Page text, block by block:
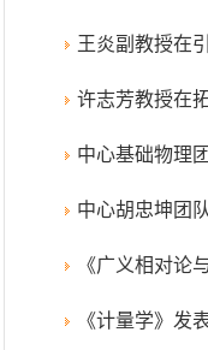
王炎副教授在
许志芳教授在
中心基础物理
中心胡忠坤团
《广义相对论
《计量学》发